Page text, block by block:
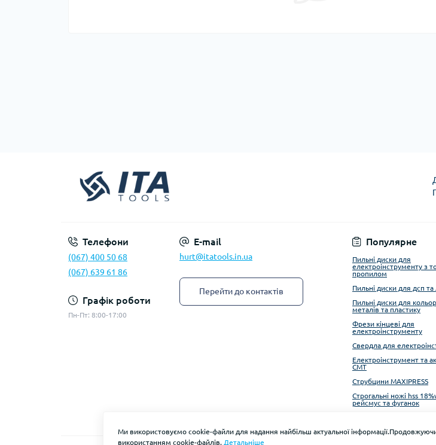
Телефони
(067) 400 50 68
(067) 639 61 86
Графік роботи
Пн-Пт: 8:00-17:00
E-mail
hurt@itatools.in.ua
Перейти до контактів
Популярне
Пильні диски для
електроінструменту з
пропилом
Пильні диски для дсп та
Пильні диски для
металів та пластику
Фрези кінцеві для
електроінструменту
Свердла для
Електроінструмент та
CMT
Струбцини MAXIPRESS
Строгальні ножі hss
рейсмус та фуганок
Ми використовуємо cookie-файли для надання найбільш актуальної
використанням cookie-файлів. Детальніше